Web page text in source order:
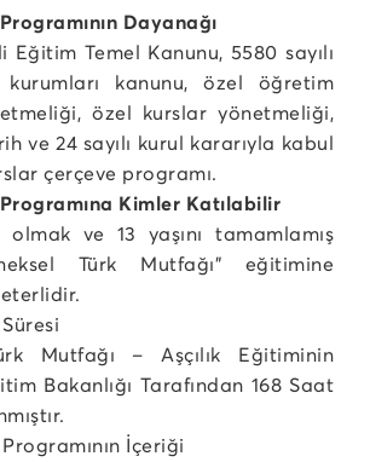
Dayanağı
Eğitim Temel Kanunu, 5580 sayılı
kanunu, özel öğretim
özel kurslar yönetmeliği,
ve 24 sayılı kurul kararıyla kabul
çerçeve programı.
Kimler Katılabilir
ve 13 yaşını tamamlamış
Türk Mutfağı” eğitimine
Mutfağı – Aşçılık Eğitiminin
Bakanlığı Tarafından 168 Saat
İçeriği